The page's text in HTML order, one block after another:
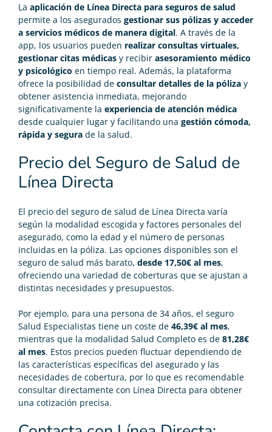
La aplicación de Línea Directa para seguros de salud
permite a los asegurados gestionar sus pólizas y acceder
a servicios médicos de manera digital. A través de la
app, los usuarios pueden realizar consultas virtuales,
gestionar citas médicas y recibir asesoramiento médico
y psicológico en tiempo real. Además, la plataforma
ofrece la posibilidad de consultar detalles de la póliza y
obtener asistencia inmediata, mejorando
significativamente la experiencia de atención médica
desde cualquier lugar y facilitando una gestión cómoda,
rápida y segura de la salud.
Precio del Seguro de Salud de
Línea Directa
El precio del seguro de salud de Línea Directa varía
según la modalidad escogida y factores personales del
asegurado, como la edad y el número de personas
incluidas en la póliza. Las opciones disponibles son el
seguro de salud más barato, desde 17,50€ al mes,
ofreciendo una variedad de coberturas que se ajustan a
distintas necesidades y presupuestos.
Por ejemplo, para una persona de 34 años, el seguro
Salud Especialistas tiene un coste de 46,39€ al mes,
mientras que la modalidad Salud Completo es de 81,28€
al mes. Estos precios pueden fluctuar dependiendo de
las características específicas del asegurado y las
necesidades de cobertura, por lo que es recomendable
consultar directamente con Línea Directa para obtener
una cotización precisa.